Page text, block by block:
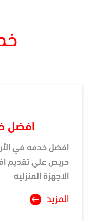
افضل
افضل خدمه في
حريص علي تقديم
الاجهزة المنزليه
المزيد